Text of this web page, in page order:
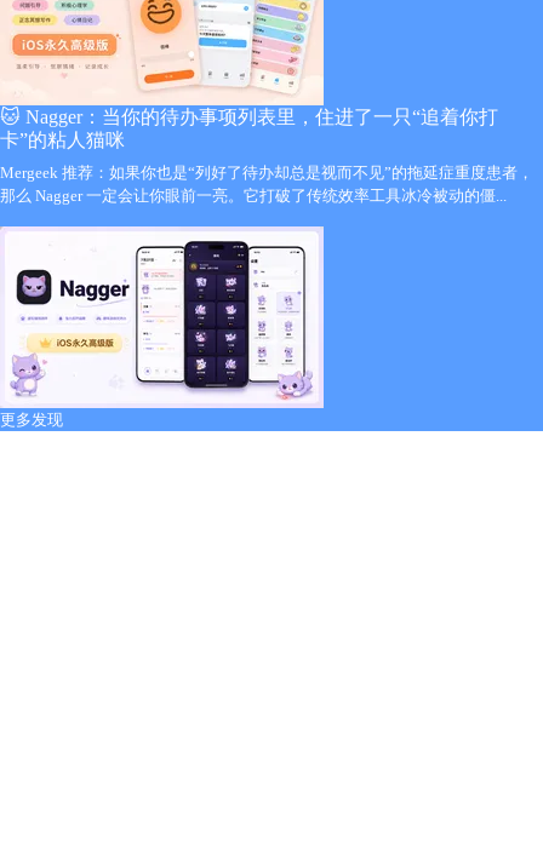
🐱 Nagger：当你的待办事项列表里，住进了一只“追着你打
卡”的粘人猫咪
Mergeek 推荐：如果你也是“列好了待办却总是视而不见”的拖延症重度患者，
那么 Nagger 一定会让你眼前一亮。它打破了传统效率工具冰冷被动的僵...
更多发现